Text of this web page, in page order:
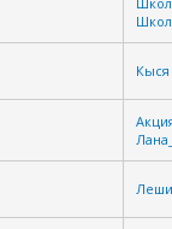
Кыся